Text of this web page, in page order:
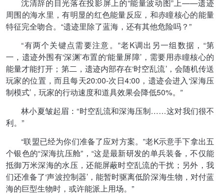
沈清辞的目光落在投影屏上的“能量波动图”上——遗迹
周围的海水里，有明显的红色能量反应，和赤瞳核心的能量
特征完全吻合。“遗迹里除了蓝海，还有其他危险吗？”
“有两个关键点需要注意。”老K调出另一组数据，“第
一，遗迹外围有‘深渊’布置的‘能量屏障’，需要用赤瞳核心的
能量才能打开；第二，遗迹内部存在‘时空乱流’，会随机传送
玩家的位置，而且每天20:00-次日4:00，遗迹会进入‘深海压
制模式’，玩家的行动速度和道具效果会降低50%。”
林小夏皱起眉：“时空乱流和深海压制……这对我们很不
利。”
“联盟已经为你们准备了应对方案。”老K示意手下拿出五
个银色的“深海抗压舱”，“这是最新研发的单兵装备，不仅能
抵御万米深海的水压，还能屏蔽时空乱流的干扰；另外，我
们还准备了‘声波控制器’，能暂时驱离低阶深海生物，对付蓝
海的巨型生物时，或许能派上用场。”